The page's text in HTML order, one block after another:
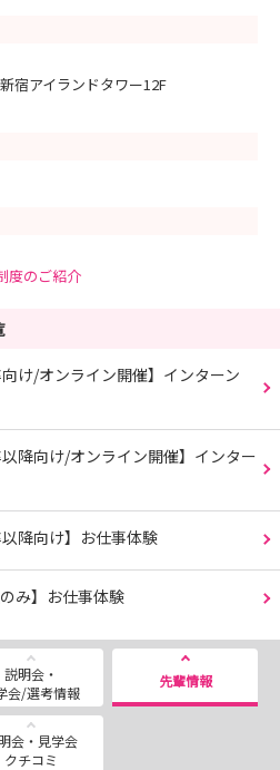
宿アイランドタワー12F
度のご紹介
向け/オンライン開催】インターン
以降向け/オンライン開催】インター
以降向け】お仕事体験
のみ】お仕事体験
説明会・
会/選考情報
先輩情報
会・見学会
クチコミ